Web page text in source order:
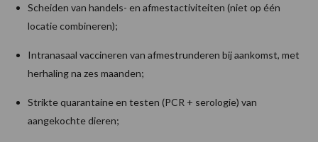
Scheiden van handels- en afmestactiviteiten (niet op één
locatie combineren);
Intranasaal vaccineren van afmestrunderen bij aankomst, met
herhaling na zes maanden;
Strikte quarantaine en testen (PCR + serologie) van
aangekochte dieren;